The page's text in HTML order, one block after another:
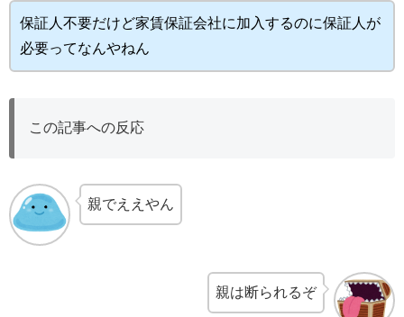
保証人不要だけど家賃保証会社に加入するのに保証人が
必要ってなんやねん
この記事への反応
親でええやん
親は断られるぞ